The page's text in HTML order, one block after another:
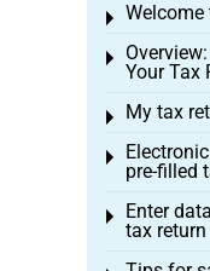
Welcome
Toggle
Your Tax
Toggle
My tax
Toggle
pre-filled
Toggle
Enter
tax return
Toggle